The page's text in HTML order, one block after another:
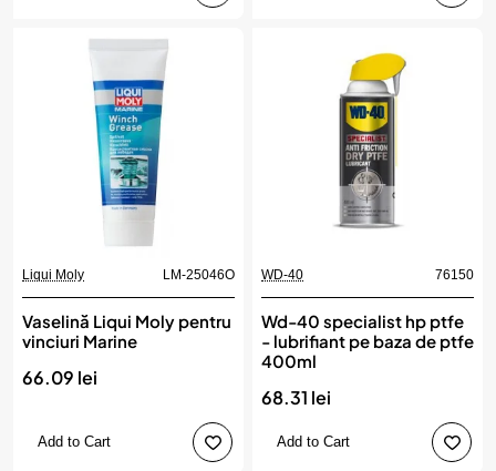
Liqui Moly LM-25046O
Vaselină Liqui Moly pentru
vinciuri Marine
66.09 lei
Add to Cart
WD-40 76150
Wd-40 specialist hp ptfe
- lubrifiant pe baza de ptfe
400ml
68.31 lei
Add to Cart